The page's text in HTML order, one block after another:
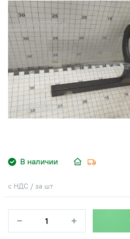
В наличии
с НДС / за шт
− +